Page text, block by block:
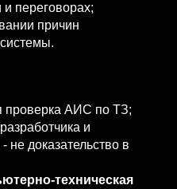
и переговорах;
причин
проверка АИС по ТЗ;
и
не доказательство в
техническая